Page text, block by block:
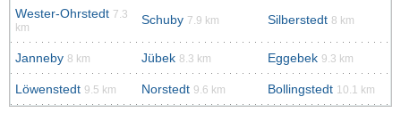
Wester-Ohrstedt 7.3
km
Schuby 7.9 km Silberstedt 8 km
Janneby 8 km Jübek 8.3 km Eggebek 9.3 km
Löwenstedt 9.5 km Norstedt 9.6 km Bollingstedt 10.1 km